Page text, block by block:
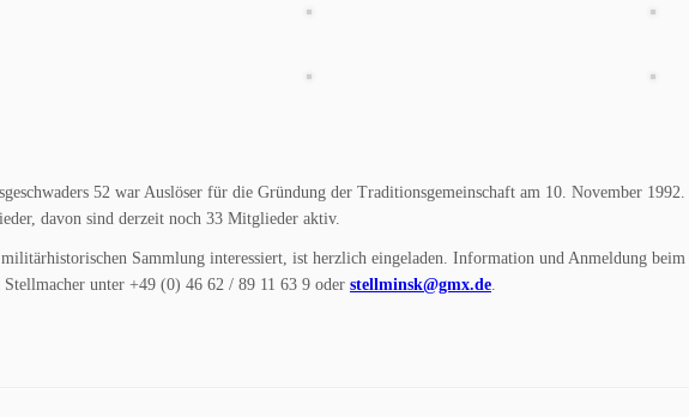
52 war Auslöser für die Gründung der Traditionsgemeinschaft am 10. November
davon sind derzeit noch 33 Mitglieder aktiv.
Sammlung interessiert, ist herzlich eingeladen. Information und Anmeldung beim
unter +49 (0) 46 62 / 89 11 63 9 oder stellminsk@gmx.de.